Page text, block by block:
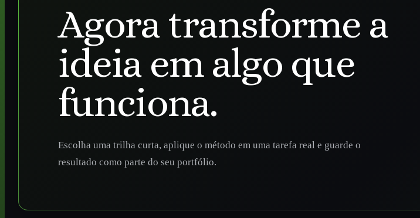
Agora transforme a
ideia em algo que
funciona.
Escolha uma trilha curta, aplique o método em uma tarefa real e guarde o
resultado como parte do seu portfólio.